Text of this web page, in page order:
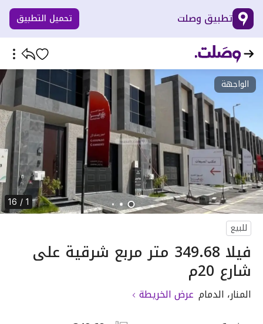
تطبيق وصلت تحميل التطبيق
الواجهة
1 / 16
للبيع
فيلا 349.68 متر مربع شرقية على
شارع 20م
المنار، الدمام عرض الخريطة